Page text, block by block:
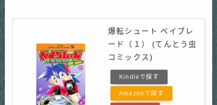
爆転シュート ベイブレ
ード（１） (てんとう虫
コミックス)
Kindleで探す
Amazonで探す